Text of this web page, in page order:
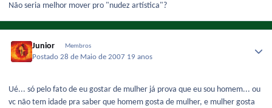
Não seria melhor mover pro "nudez artística"?
Junior Membros
Postado28 de Maio de 2007 19 anos
Ué... só pelo fato de eu gostar de mulher já prova que eu sou homem... ou
vc não tem idade pra saber que homem gosta de mulher, e mulher gosta